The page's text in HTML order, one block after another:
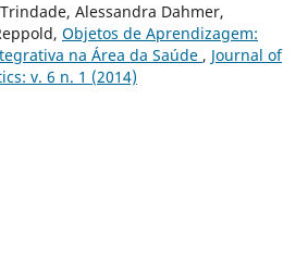
Alessandra Dahmer,
Objetos de Aprendizagem:
na Área da Saúde , Journal of
v. 6 n. 1 (2014)